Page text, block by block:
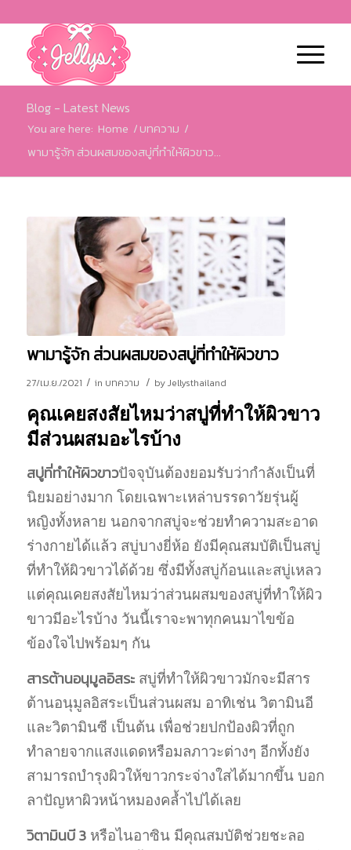
Blog - Latest News
You are here: Home /บทความ /
พามารู้จัก ส่วนผสมของสบู่ที่ทำให้ผิวขาว...
พามารู้จัก ส่วนผสมของสบู่ที่ทำให้ผิวขาว
27/เม.ย./2021 / in บทความ / byJellysthailand
คุณเคยสงสัยไหมว่าสบู่ที่ทําให้ผิวขาว
มีส่วนผสมอะไรบ้าง
สบู่ที่ทําให้ผิวขาวปัจจุบันต้องยอมรับว่ากำลังเป็นที่
นิยมอย่างมาก โดยเฉพาะเหล่าบรรดาวัยรุ่นผู้
หญิงทั้งหลาย นอกจากสบู่จะช่วยทำความสะอาด
ร่างกายได้แล้ว สบู่บางยี่ห้อ ยังมีคุณสมบัติเป็นสบู่
ที่ทำให้ผิวขาวได้ด้วย ซึ่งมีทั้งสบู่ก้อนและสบู่เหลว
แต่คุณเคยสงสัยไหมว่าส่วนผสมของสบู่ที่ทำให้ผิว
ขาวมีอะไรบ้าง วันนี้เราจะพาทุกคนมาไขข้อ
ข้องใจไปพร้อมๆ กัน
สารต้านอนุมูลอิสระสบู่ที่ทําให้ผิวขาวมักจะมีสาร
ต้านอนุมูลอิสระเป็นส่วนผสม อาทิเช่น วิตามินอี
และวิตามินซี เป็นต้น เพื่อช่วยปกป้องผิวที่ถูก
ทำลายจากแสงแดดหรือมลภาวะต่างๆ อีกทั้งยัง
สามารถบำรุงผิวให้ขาวกระจ่างใสได้มากขึ้น บอก
ลาปัญหาผิวหน้าหมองคล้ำไปได้เลย
วิตามินบี 3หรือไนอาซิน มีคุณสมบัติช่วยชะลอ